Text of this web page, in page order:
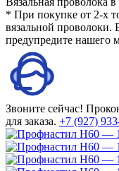
* При покупке от 2-х
вязальной проволоки.
предупредите нашего
Звоните сейчас!
для заказа. +7 (927)